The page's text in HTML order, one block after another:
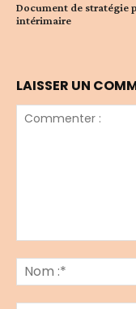
Document de stratégie
intérimaire
LAISSER UN